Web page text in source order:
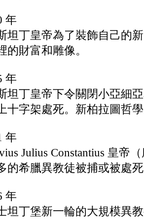
丁皇帝為了裝飾自己的新
的財富和雕像。
丁皇帝下令關閉小亞細亞
十字架處死。新柏拉圖哲
Julius Constantius 皇帝
的希臘異教徒被捕或被處
丁堡新一輪的大規模異教